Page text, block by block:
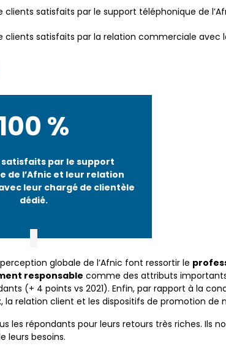
clients satisfaits par le support téléphonique de
clients satisfaits par la relation commerciale avec
%
par le support
de l’Afnic et leur relation
leur chargé de clientèle
dédié.
globale de l’Afnic font ressortir le
responsable comme des attributs
(+ 4 points vs 2021). Enfin, par rapport à la
la relation client et les dispositifs de promotion de
les répondants pour leurs retours très riches. Ils
leurs besoins.